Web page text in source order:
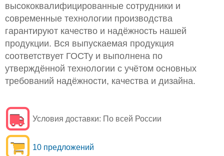
высококвалифицированные сотрудники и
современные технологии производства
гарантируют качество и надёжность нашей
продукции. Вся выпускаемая продукция
соответствует ГОСТу и выполнена по
утверждённой технологии с учётом основных
требований надёжности, качества и дизайна.
Условия доставки: По всей России
10 предложений